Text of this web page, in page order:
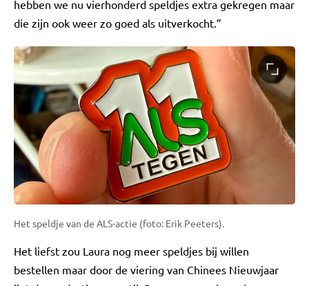
hebben we nu vierhonderd speldjes extra gekregen maar
die zijn ook weer zo goed als uitverkocht.”
Het speldje van de ALS-actie (foto: Erik Peeters).
Het liefst zou Laura nog meer speldjes bij willen
bestellen maar door de viering van Chinees Nieuwjaar